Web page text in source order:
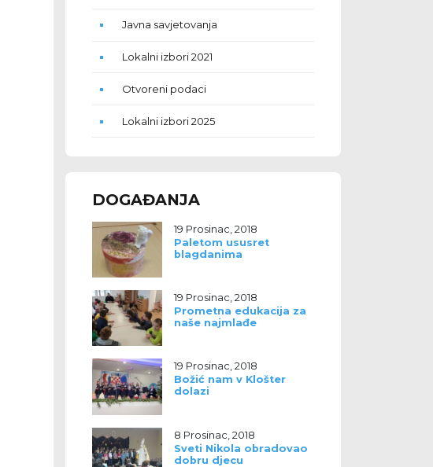
Javna savjetovanja
Lokalni izbori 2021
Otvoreni podaci
Lokalni izbori 2025
DOGAĐANJA
19 Prosinac, 2018
Paletom ususret
blagdanima
19 Prosinac, 2018
Prometna edukacija za
naše najmlađe
19 Prosinac, 2018
Božić nam v Klošter
dolazi
8 Prosinac, 2018
Sveti Nikola obradovao
dobru djecu